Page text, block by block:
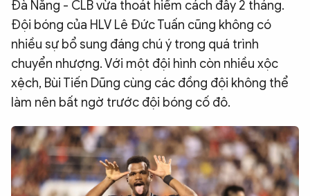
Đà Nẵng - CLB vừa thoát hiểm cách đây 2 tháng.
Đội bóng của HLV Lê Đức Tuấn cũng không có
nhiều sự bổ sung đáng chú ý trong quá trình
chuyển nhượng. Với một đội hình còn nhiều xộc
xệch, Bùi Tiến Dũng cùng các đồng đội không thể
làm nên bất ngờ trước đội bóng cố đô.